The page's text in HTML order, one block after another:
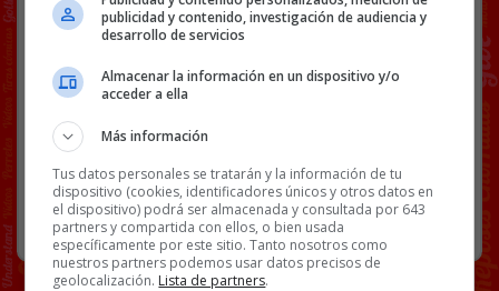
MARBELLA MOTOR VÍDEOS
RANDOM 19 JULIO, 2021
publicidad y contenido, investigación de audiencia y
desarrollo de servicios
Almacenar la información en un dispositivo y/o
acceder a ella
Más información
Tus datos personales se tratarán y la información de tu
dispositivo (cookies, identificadores únicos y otros datos en
el dispositivo) podrá ser almacenada y consultada por 643
partners y compartida con ellos, o bien usada
específicamente por este sitio. Tanto nosotros como
nuestros partners podemos usar datos precisos de
geolocalización. Lista de partners.